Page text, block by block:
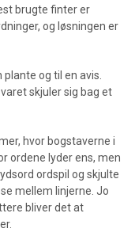
brugte finter er
og løsningen er
plante og til en avis.
skjuler sig bag et
hvor bogstaverne i
ordene lyder ens, men
ordspil og skjulte
mellem linjerne. Jo
bliver det at